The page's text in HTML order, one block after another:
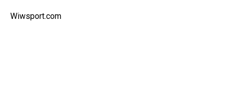
Wiwsport.com